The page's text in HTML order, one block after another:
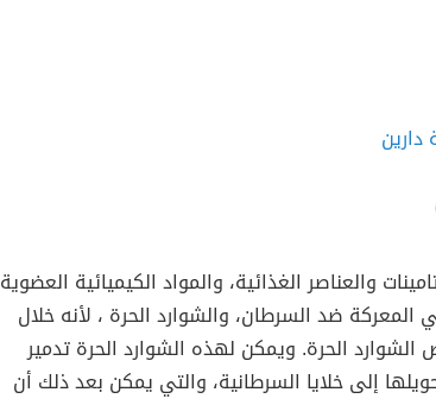
والعناصر الغذائية، والمواد الكيميائية العضوية
ضد السرطان، والشوارد الحرة ، لأنه خلال
الحرة. ويمكن لهذه الشوارد الحرة تدمير
إلى خلايا السرطانية، والتي يمكن بعد ذلك أن